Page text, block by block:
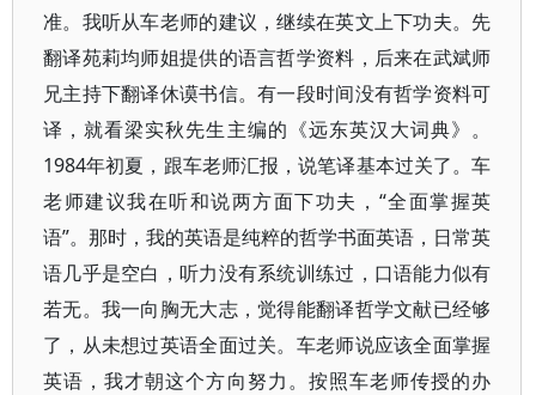
准。我听从车老师的建议，继续在英文上下功夫。先
翻译苑莉均师姐提供的语言哲学资料，后来在武斌师
兄主持下翻译休谟书信。有一段时间没有哲学资料可
译，就看梁实秋先生主编的《远东英汉大词典》。
1984年初夏，跟车老师汇报，说笔译基本过关了。车
老师建议我在听和说两方面下功夫，“全面掌握英
语”。那时，我的英语是纯粹的哲学书面英语，日常英
语几乎是空白，听力没有系统训练过，口语能力似有
若无。我一向胸无大志，觉得能翻译哲学文献已经够
了，从未想过英语全面过关。车老师说应该全面掌握
英语，我才朝这个方向努力。按照车老师传授的办